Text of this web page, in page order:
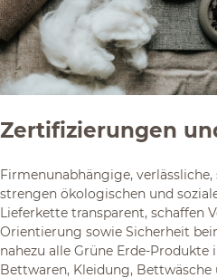
Zertifizierungen
Firmenunabhängige,
strengen ökologischen und
Lieferkette transparent, schaffen
Orientierung sowie Sicherheit
nahezu alle Grüne Erde-Produkte
Bettwaren, Kleidung,